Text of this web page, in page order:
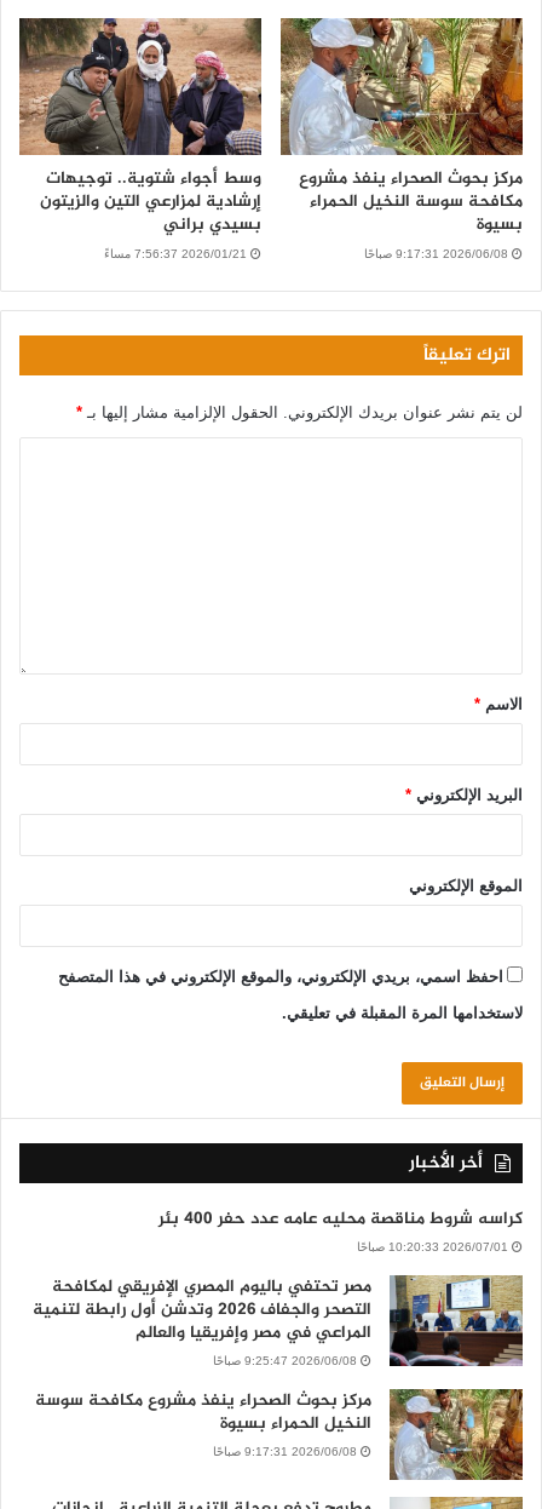
مركز بحوث الصحراء ينفذ مشروع
مكافحة سوسة النخيل الحمراء
بسيوة
2026/06/08 9:17:31 صباحًا
وسط أجواء شتوية.. توجيهات
إرشادية لمزارعي التين والزيتون
بسيدي براني
2026/01/21 7:56:37 مساءً
اترك تعليقاً
لن يتم نشر عنوان بريدك الإلكتروني. الحقول الإلزامية مشار إليها بـ *
الاسم *
البريد الإلكتروني *
الموقع الإلكتروني
احفظ اسمي، بريدي الإلكتروني، والموقع الإلكتروني في هذا المتصفح
لاستخدامها المرة المقبلة في تعليقي.
أخر الأخبار
كراسه شروط مناقصة محليه عامه عدد حفر 400 بئر
2026/07/01 10:20:33 صباحًا
مصر تحتفي باليوم المصري الإفريقي لمكافحة
التصحر والجفاف 2026 وتدشن أول رابطة لتنمية
المراعي في مصر وإفريقيا والعالم
2026/06/08 9:25:47 صباحًا
مركز بحوث الصحراء ينفذ مشروع مكافحة سوسة
النخيل الحمراء بسيوة
2026/06/08 9:17:31 صباحًا